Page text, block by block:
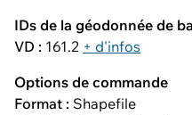
IDs de la géodonnée de
VD : 161.2 + d'infos
Options de commande
Format : Shapefile